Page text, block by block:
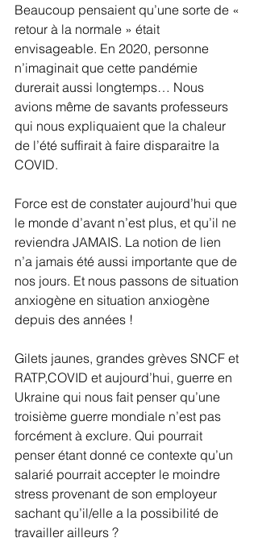
Beaucoup pensaient qu’une sorte de «
retour à la normale » était
envisageable. En 2020, personne
n’imaginait que cette pandémie
durerait aussi longtemps… Nous
avions même de savants professeurs
qui nous expliquaient que la chaleur
de l’été suffirait à faire disparaitre la
COVID.
Force est de constater aujourd’hui que
le monde d’avant n’est plus, et qu’il ne
reviendra JAMAIS. La notion de lien
n’a jamais été aussi importante que de
nos jours. Et nous passons de situation
anxiogène en situation anxiogène
depuis des années !
Gilets jaunes, grandes grèves SNCF et
RATP,COVID et aujourd’hui, guerre en
Ukraine qui nous fait penser qu’une
troisième guerre mondiale n’est pas
forcément à exclure. Qui pourrait
penser étant donné ce contexte qu’un
salarié pourrait accepter le moindre
stress provenant de son employeur
sachant qu’il/elle a la possibilité de
travailler ailleurs ?